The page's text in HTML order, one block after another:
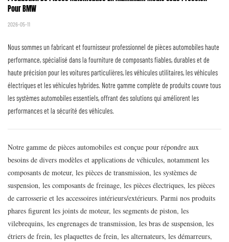
Pour BMW
2026-05-11
Nous sommes un fabricant et fournisseur professionnel de pièces automobiles haute
performance, spécialisé dans la fourniture de composants fiables, durables et de
haute précision pour les voitures particulières, les véhicules utilitaires, les véhicules
électriques et les véhicules hybrides. Notre gamme complète de produits couvre tous
les systèmes automobiles essentiels, offrant des solutions qui améliorent les
performances et la sécurité des véhicules.
Notre gamme de pièces automobiles est conçue pour répondre aux
besoins de divers modèles et applications de véhicules, notamment les
composants de moteur, les pièces de transmission, les systèmes de
suspension, les composants de freinage, les pièces électriques, les pièces
de carrosserie et les accessoires intérieurs/extérieurs. Parmi nos produits
phares figurent les joints de moteur, les segments de piston, les
vilebrequins, les engrenages de transmission, les bras de suspension, les
étriers de frein, les plaquettes de frein, les alternateurs, les démarreurs,